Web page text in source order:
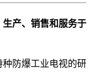
产、销售和服务于
防爆工业电视的研